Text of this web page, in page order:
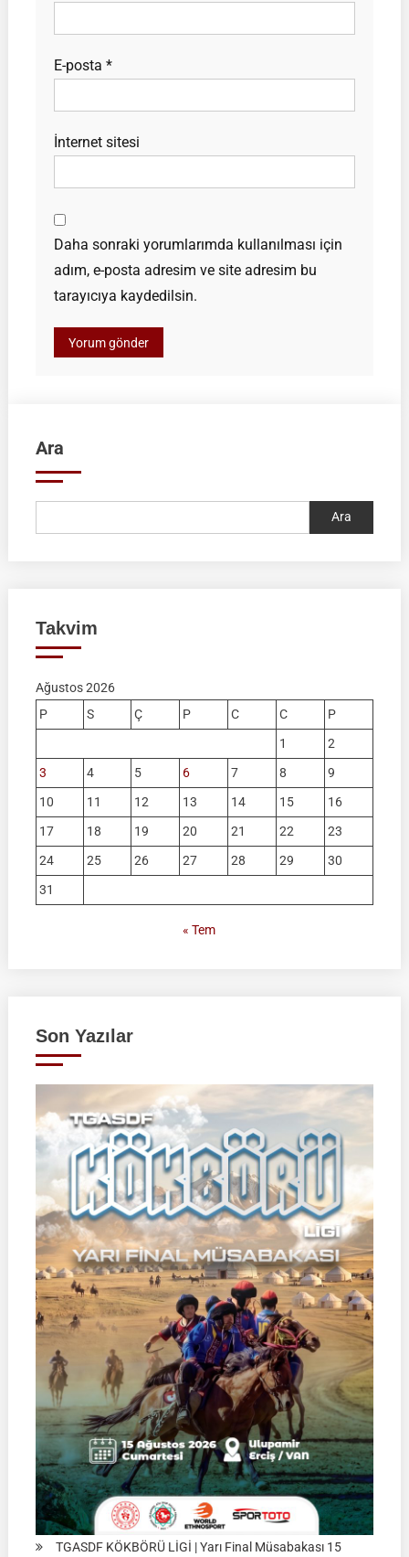
E-posta *
İnternet sitesi
Daha sonraki yorumlarımda kullanılması için
adım, e-posta adresim ve site adresim bu
tarayıcıya kaydedilsin.
Ara
Ara
Takvim
Ağustos 2026
P
S Ç P C C
P
1
2
3
4 5 6 7 8
9
10
11 12 13 14 15
16
17
18 19 20 21 22
23
24
25 26 27 28 29
30
31
« Tem
Son Yazılar
TGASDF KÖKBÖRÜ LİGİ | Yarı Final Müsabakası 15